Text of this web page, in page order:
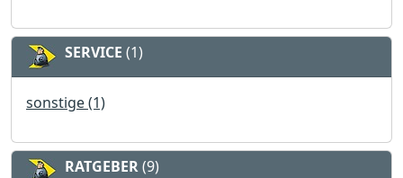
SERVICE (1)
sonstige (1)
RATGEBER(9)